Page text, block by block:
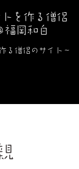
を作る僧侶
福岡和白
る僧侶のサイト～